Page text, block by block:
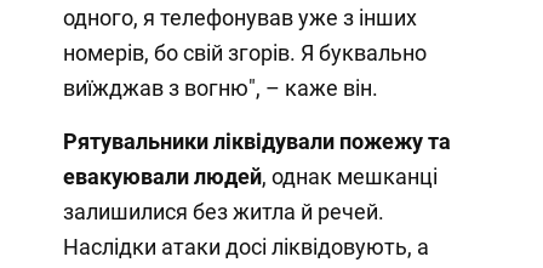
одного, я телефонував уже з інших
номерів, бо свій згорів. Я буквально
виїжджав з вогню", – каже він.
Рятувальники ліквідували пожежу та
евакуювали людей, однак мешканці
залишилися без житла й речей.
Наслідки атаки досі ліквідовують, а